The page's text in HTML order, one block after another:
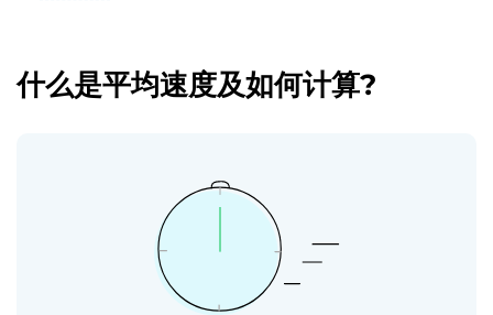
什么是平均速度及如何计算?